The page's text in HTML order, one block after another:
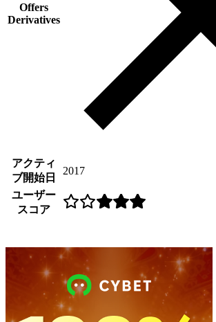
Offers
Derivatives
アクティ
ブ開始日
2017
ユーザー
スコア